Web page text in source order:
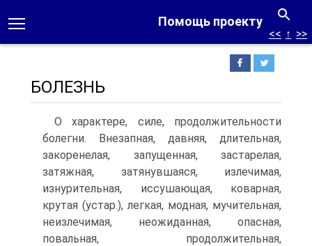
Помощь проекту
<< ↑ >>
БОЛЕЗНЬ
О характере, силе, продолжительности
болегни. Внезапная, давняя, длительная,
закоренелая, запущенная, застарелая,
затяжная, затянувшаяся, излечимая,
изнурительная, иссушающая, коварная,
крутая (устар.), легкая, модная, мучительная,
неизлечимая, неожиданная, опасная,
повальная, продолжительная,